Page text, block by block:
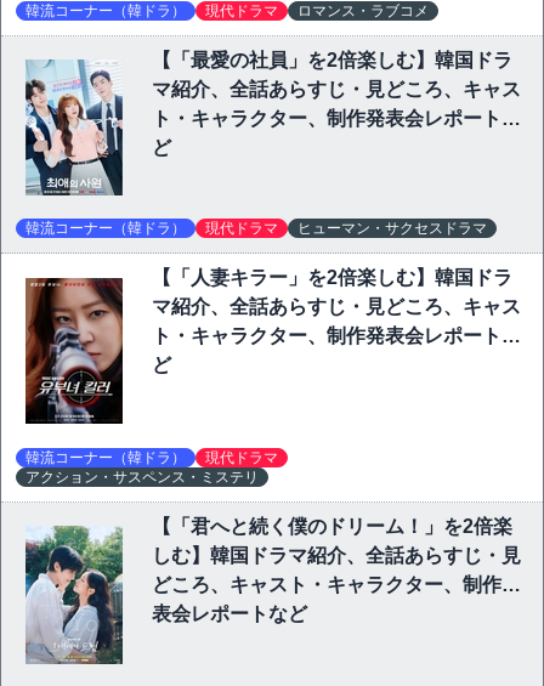
韓流コーナー（韓ドラ） 現代ドラマ ロマンス・ラブコメ
【「最愛の社員」を2倍楽しむ】韓国ドラ
マ紹介、全話あらすじ・見どころ、キャス
ト・キャラクター、制作発表会レポートな
ど
韓流コーナー（韓ドラ） 現代ドラマ ヒューマン・サクセスドラマ
【「人妻キラー」を2倍楽しむ】韓国ドラ
マ紹介、全話あらすじ・見どころ、キャス
ト・キャラクター、制作発表会レポートな
ど
韓流コーナー（韓ドラ）
現代ドラマ
アクション・サスペンス・ミステリ
【「君へと続く僕のドリーム！」を2倍楽
しむ】韓国ドラマ紹介、全話あらすじ・見
どころ、キャスト・キャラクター、制作発
表会レポートなど